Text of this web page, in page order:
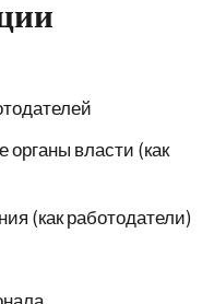
органы власти (как
(как работодатели)